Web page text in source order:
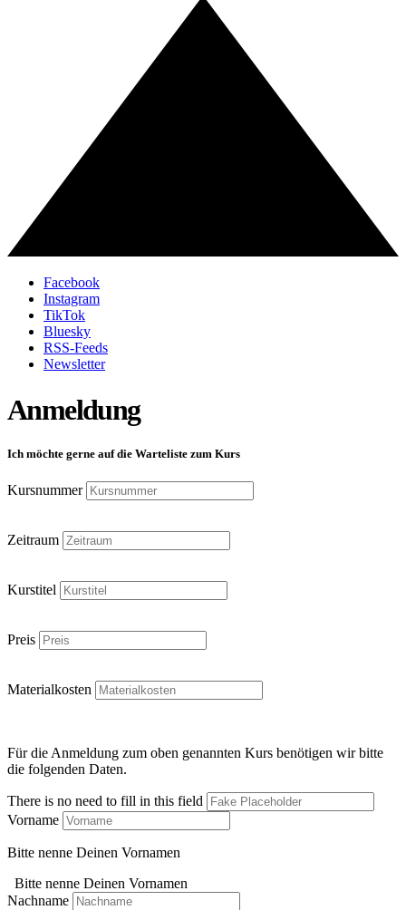
Facebook
Instagram
TikTok
Bluesky
RSS-Feeds
Newsletter
Anmeldung
Ich möchte gerne auf die Warteliste zum Kurs
Kursnummer
Zeitraum
Kurstitel
Preis
Materialkosten
Für die Anmeldung zum oben genannten Kurs benötigen wir bitte
die folgenden Daten.
There is no need to fill in this field
Vorname
Bitte nenne Deinen Vornamen
Bitte nenne Deinen Vornamen
Nachname